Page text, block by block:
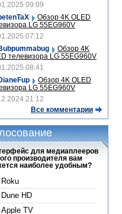
09:09
Обзор 4K OLED
LG 55EG960V
07:12
Обзор 4K
телевизора LG 55EG960V
08:41
Обзор 4K OLED
LG 55EG960V
21:12
Все комментарии
для медиаплееров
производителя вам
наиболее удобным?
Roku
Dune HD
Apple TV